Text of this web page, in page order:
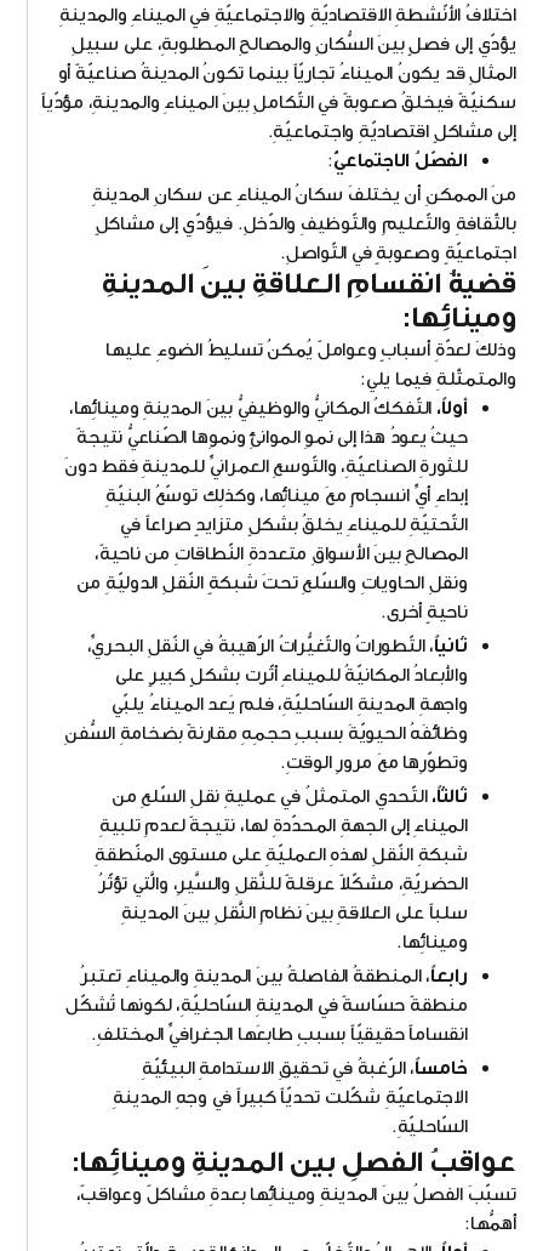
اختلافُ الأنّشطةِ الاقتصاديّةِ والاجتماعيّةِ في الميناءِ والمدينةِ
يؤدّي إلى فصلٍ بينَ السُّكانِ والمصالحِ المطلوبةِ، على سبيلِ
المثالِ قد يكونُ الميناءُ تجاريّاً بينما تكونُ المدينةُ صناعيّةً أو
سكنيّةً فيخلقُ صعوبةً في التّكاملِ بينَ الميناءِ والمدينةِ، مؤدّياً
إلى مشاكلٍ اقتصاديّةِ واجتماعيّةِ.
الفصّلُ الاجتماعيُّ:
منَ الممكنِ أن يختلفَ سكانُ الميناءِ عن سكانِ المدينةِ
بالثّقافةِ والتّعليمِ والتّوظيفِ والدّخلِ. فيؤدّي إلى مشاكلٍ
اجتماعيّةٍ وصعوبةٍ في التّواصلِ.
قضيةُ انقسامِ العلاقةِ بينَ المدينةِ
ومينائِها:
وذلكَ لعدّةِ أسبابٍ وعواملً يُمكنُ تسليطُ الضوءِ عليها
والمتمثّلةِ فيما يلي:
أولاً، التّفككُ المكانيُّ والوظيفيُّ بينَ المدينةِ ومينائِها،
حيثُ يعودُ هذا إلى نموِ الموانئِ ونموِها الصّناعيُّ نتيجةً
للثورةِ الصناعيّةِ، والتّوسعِ العمرانيِّ للمدينةِ فقط دونَ
إبداءِ أيِّ انسجامٍ معَ مينائِها، وكذلِك توسّعُ البنيّةِ
التّحتيّةِ للميناءِ يخلقُ بشكلٍ متزايدٍ صراعاً في
المصالحِ بينَ الأسواقِ متعددةِ النّطاقاتِ من ناحيةً،
ونقلِ الحاوياتِ والسّلعِ تحتَ شبكةٍ النّقلِ الدوليّةِ من
ناحيةٍ أخرى.
ثانياً، التّطوراتُ والتّغيُّراتُ الرّهيبةُ في النّقلِ البحريِّ،
والأبعادُ المكانيّةُ للميناءِ أثّرت بشكلٍ كبيرٍ على
واجهةِ المدينةِ السّاحليّةِ، فلم يَعد الميناءُ يلبّي
وظائفَهُ الحيويّةَ بسببِ حجمِهِ مقارنةً بضخامةِ السُّفنِ
وتطوّرِها معَ مرورِ الوقتِ.
ثالثاً،التّحدي المتمثلُ في عمليةِ نقلِ السّلعِ من
الميناءِ إلى الجهةِ المحدّدةِ لها، نتيجةً لعدمِ تلبيةِ
شبكةِ النّقلِ لهذهِ العمليّةِ على مستوى المنّطقةِ
الحضريّةِ، مشكّلاً عرقلةً للنَّقلِ والسَّيرِ، والَّتي تؤثّرُ
سلباً على العلاقةِ بينَ نظامِ النَّقلِ بينَ المدينةِ
ومينائِها.
رابعاً، المنطقةُ الفاصلةُ بينَ المدينةِ والميناءِ تعتبرُ
منطقةً حسّاسةً في المدينةِ السّاحليّةِ، لكونها تُشكّل
انقساماً حقيقيّاً بسببِ طابعَها الجغرافيِّ المختلفِ.
خامساً، الرّغبةُ في تحقيقِ الاستدامةِ البيئيّةِ
الاجتماعيّةِ شكّلت تحديّاً كبيراً في وجهِ المدينةِ
السّاحليّةِ.
عواقبُ الفصلِ بين المدينةِ ومينائِها:
تسبّبَ الفصلُ بينَ المدينةِ ومينائِها بعدةِ مشاكلً وعواقبً،
أهمُّها: